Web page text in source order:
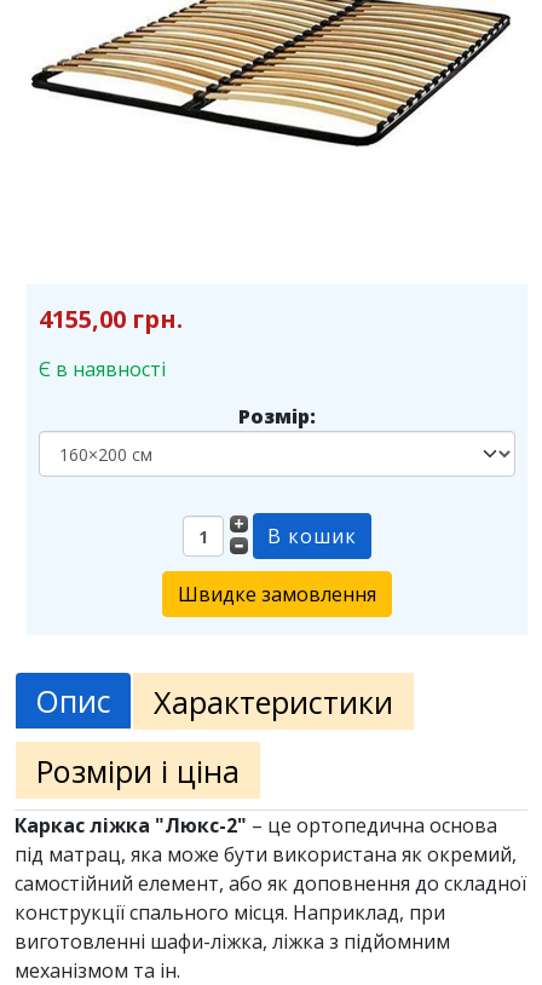
4155,00 грн.
Є в наявності
Розмір:
Швидке замовлення
Опис
Характеристики
Розміри і ціна
Каркас ліжка "Люкс-2" – це ортопедична основа
під матрац, яка може бути використана як окремий,
самостійний елемент, або як доповнення до складної
конструкції спального місця. Наприклад, при
виготовленні шафи-ліжка, ліжка з підйомним
механізмом та ін.